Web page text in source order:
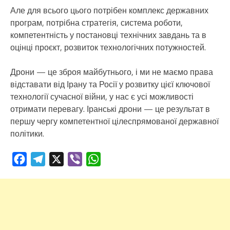
Але для всього цього потрібен комплекс державних
програм, потрібна стратегія, система роботи,
компетентність у постановці технічних завдань та в
оцінці проєкт, розвиток технологічних потужностей.
Дрони — це зброя майбутнього, і ми не маємо права
відставати від Ірану та Росії у розвитку цієї ключової
технології сучасної війни, у нас є усі можливості
отримати перевагу. Іранські дрони — це результат в
першу чергу компетентної цілеспрямованої державної
політики.
FacebookTelegram Viber